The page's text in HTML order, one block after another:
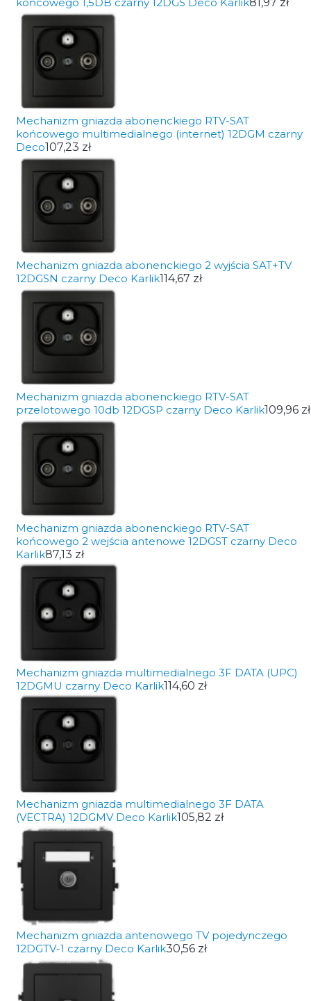
Mechanizm gniazda abonenckiego RTV-SAT
końcowego multimedialnego (internet) 12DGM czarny
Deco107,23 zł
Mechanizm gniazda abonenckiego 2 wyjścia SAT+TV
12DGSN czarny Deco Karlik114,67 zł
Mechanizm gniazda abonenckiego RTV-SAT
przelotowego 10db 12DGSP czarny Deco Karlik109,96 zł
Mechanizm gniazda abonenckiego RTV-SAT
końcowego 2 wejścia antenowe 12DGST czarny Deco
Karlik87,13 zł
Mechanizm gniazda multimedialnego 3F DATA (UPC)
12DGMU czarny Deco Karlik114,60 zł
Mechanizm gniazda multimedialnego 3F DATA
(VECTRA) 12DGMV Deco Karlik105,82 zł
Mechanizm gniazda antenowego TV pojedynczego
12DGTV-1 czarny Deco Karlik30,56 zł